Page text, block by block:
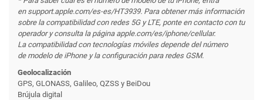
en support.apple.com/es-es/HT3939. Para obtener más información
sobre la compati­bilidad con redes 5G y LTE, ponte en contacto con tu
operador y consulta la página apple.com/es/iphone/cellular.
La compati­bilidad con tecnologías móviles depende del número
de modelo de iPhone y la configuración para redes GSM.
Geolocalización
GPS, GLONASS, Galileo, QZSS y BeiDou
Brújula digital